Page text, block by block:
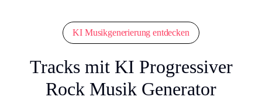
KI Musikgenerierung entdecken
Tracks mit KI Progressiver
Rock Musik Generator